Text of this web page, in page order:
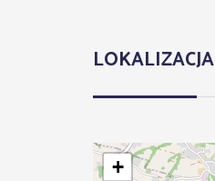
LOKALIZACJA
+